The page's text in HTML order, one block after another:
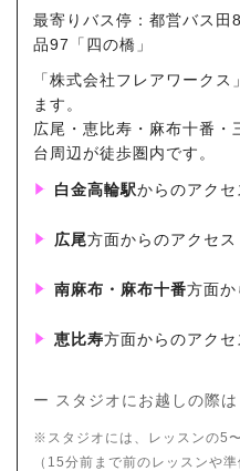
最寄りバス停：都営バス田
品97「四の橋」
「株式会社フレアワーク
ます。
広尾・恵比寿・麻布十番・
台 周辺が徒歩圏内です。
白金高輪駅からのアクセ
広尾方面からのアクセス
南麻布・麻布十番方面か
恵比寿方面からのアクセ
ー スタジオにお越しの際は
※スタジオには、レッスンの5
（15分前まで前のレッスンや